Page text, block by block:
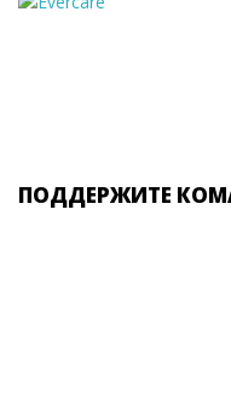
ПОДДЕРЖИТЕ